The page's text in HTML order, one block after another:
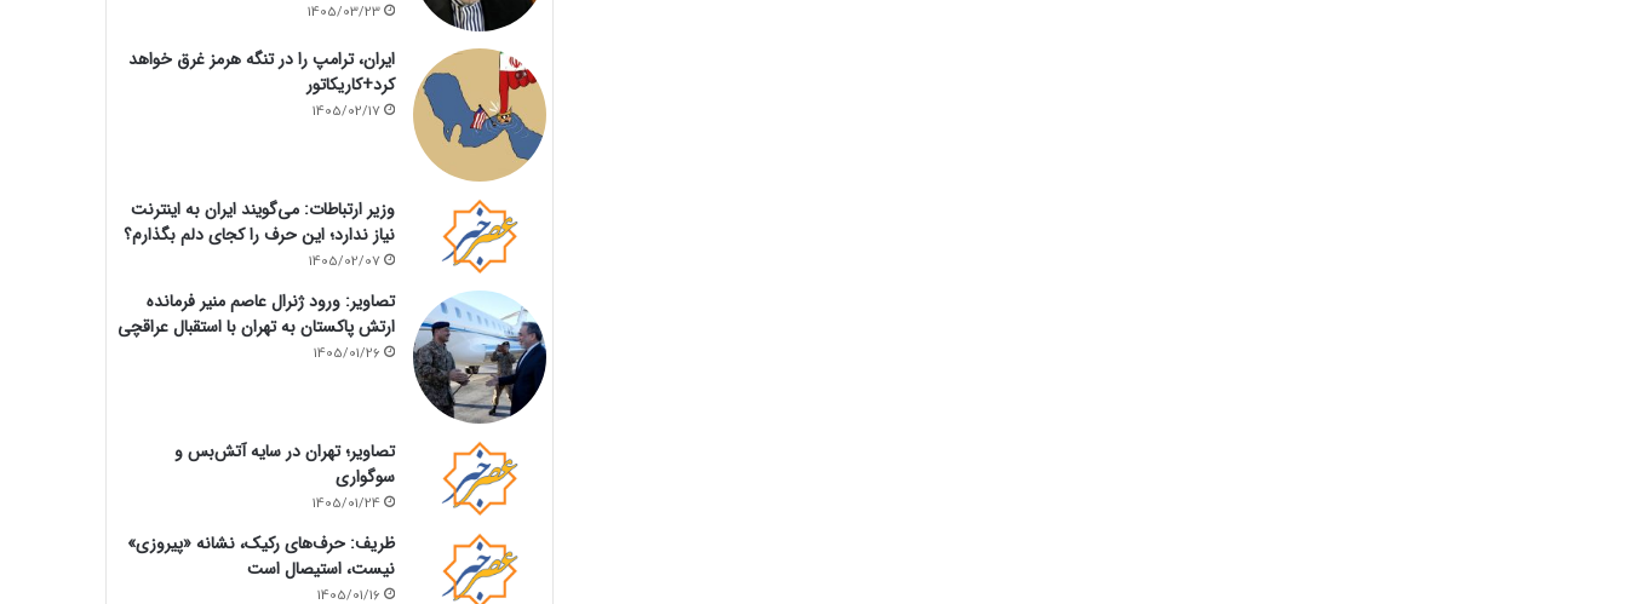
1405/03/23
ایران، ترامپ را در تنگه هرمز غرق خواهد
کرد+کاریکاتور
1405/02/17
وزیر ارتباطات: می‌گویند ایران به اینترنت
نیاز ندارد؛ این حرف را کجای دلم بگذارم؟
1405/02/07
تصاویر: ورود ژنرال عاصم منیر فرمانده
ارتش پاکستان به تهران با استقبال عراقچی
1405/01/26
تصاویر؛ تهران در سایه آتش‌بس و
سوگواری
1405/01/24
ظریف: حرف‌های رکیک، نشانه «پیروزی»
نیست، استیصال است
1405/01/16